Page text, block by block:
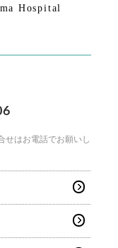
Hospital
せはお電話でお願いし